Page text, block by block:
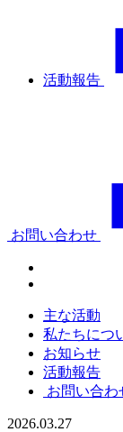
活動報告
お問い合わせ
主な活動
私たちにつ
お知らせ
活動報告
お問い合わ
2026.03.27